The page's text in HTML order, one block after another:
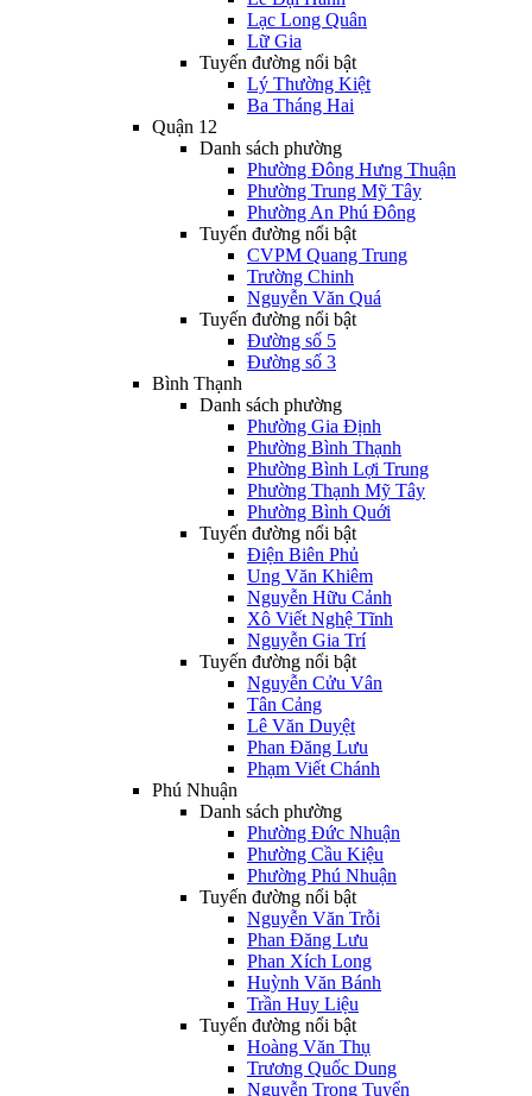
Lạc Long Quân
Lữ Gia
Tuyến đường nổi bật
Lý Thường Kiệt
Ba Tháng Hai
Quận 12
Danh sách phường
Phường Đông Hưng Thuận
Phường Trung Mỹ Tây
Phường An Phú Đông
Tuyến đường nổi bật
CVPM Quang Trung
Trường Chinh
Nguyễn Văn Quá
Tuyến đường nổi bật
Đường số 5
Đường số 3
Bình Thạnh
Danh sách phường
Phường Gia Định
Phường Bình Thạnh
Phường Bình Lợi Trung
Phường Thạnh Mỹ Tây
Phường Bình Quới
Tuyến đường nổi bật
Điện Biên Phủ
Ung Văn Khiêm
Nguyễn Hữu Cảnh
Xô Viết Nghệ Tĩnh
Nguyễn Gia Trí
Tuyến đường nổi bật
Nguyễn Cửu Vân
Tân Cảng
Lê Văn Duyệt
Phan Đăng Lưu
Phạm Viết Chánh
Phú Nhuận
Danh sách phường
Phường Đức Nhuận
Phường Cầu Kiệu
Phường Phú Nhuận
Tuyến đường nổi bật
Nguyễn Văn Trỗi
Phan Đăng Lưu
Phan Xích Long
Huỳnh Văn Bánh
Trần Huy Liệu
Tuyến đường nổi bật
Hoàng Văn Thụ
Trương Quốc Dung
Nguyễn Trọng Tuyển